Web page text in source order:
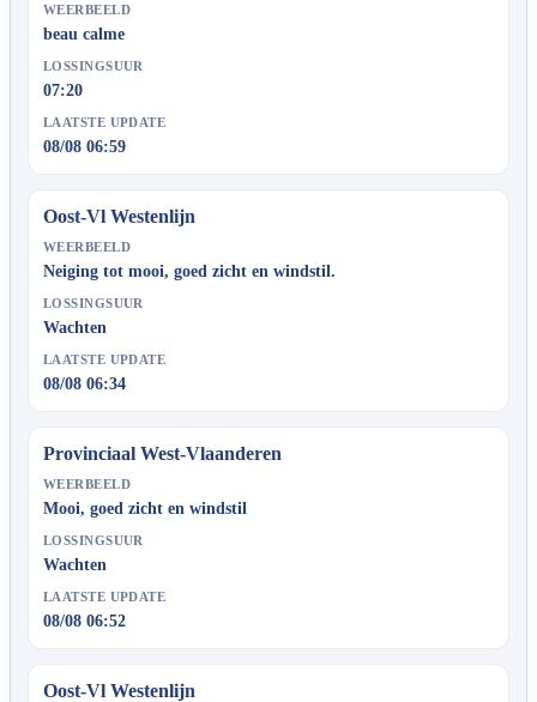
WEERBEELD
beau calme
LOSSINGSUUR
07:20
LAATSTE UPDATE
08/08 06:59
Oost-Vl Westenlijn
WEERBEELD
Neiging tot mooi, goed zicht en windstil.
LOSSINGSUUR
Wachten
LAATSTE UPDATE
08/08 06:34
Provinciaal West-Vlaanderen
WEERBEELD
Mooi, goed zicht en windstil
LOSSINGSUUR
Wachten
LAATSTE UPDATE
08/08 06:52
Oost-Vl Westenlijn